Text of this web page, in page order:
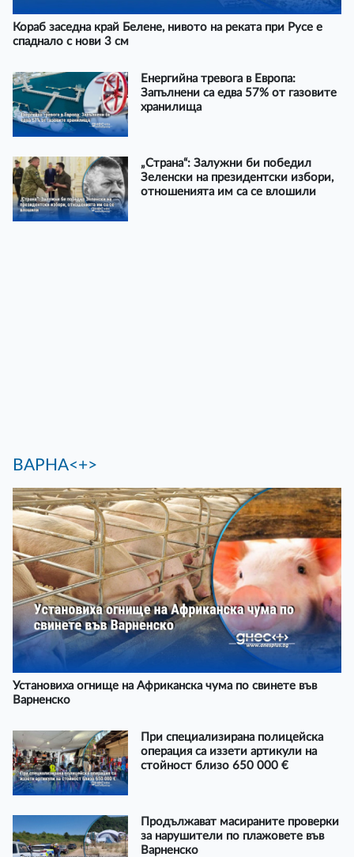
Кораб заседна край Белене, нивото на реката при Русе е
спаднало с нови 3 см
Енергийна тревога в Европа:
Запълнени са едва 57% от газовите
хранилища
„Страна“: Залужни би победил
Зеленски на президентски избори,
отношенията им са се влошили
ВАРНА<+>
Установиха огнище на Африканска чума по свинете във
Варненско
При специализирана полицейска
операция са иззети артикули на
стойност близо 650 000 €
Продължават масираните проверки
за нарушители по плажовете във
Варненско